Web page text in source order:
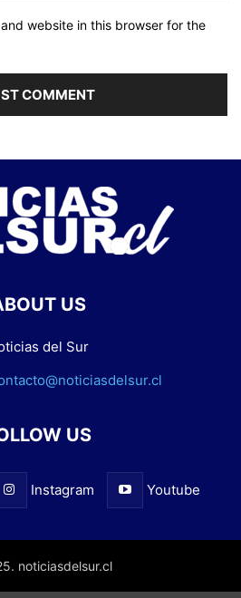
website in this browser for the
US
del Sur
US
Instagram Youtube
noticiasdelsur.cl